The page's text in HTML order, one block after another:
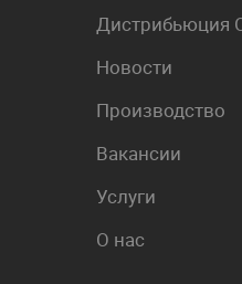
Дистрибьюция
Новости
Производство
Вакансии
Услуги
О нас